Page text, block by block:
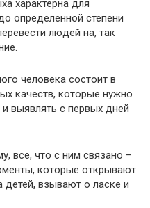
характерна для
определенной степени
людей на, так
человека состоит в
качеств, которые нужно
выявлять с первых дней
все, что с ним связано –
которые открывают
детей, взывают о ласке и